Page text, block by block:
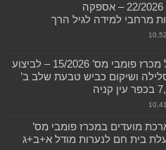
מכרז פומבי מס’ 22/2026 – אספקה
מרחבי למידה לגיל הרך
הודעה על ביטול מכרז פומבי מס’ 15/2026 – לביצוע
ושיקום כביש טבעת שלב ב’
מועדים במכרז פומבי מס’